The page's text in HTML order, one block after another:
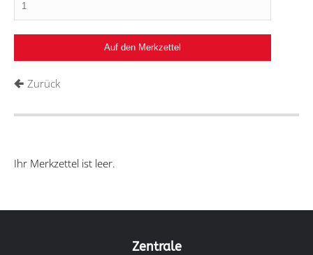
Zurück
Ihr Merkzettel ist leer.
Zentrale